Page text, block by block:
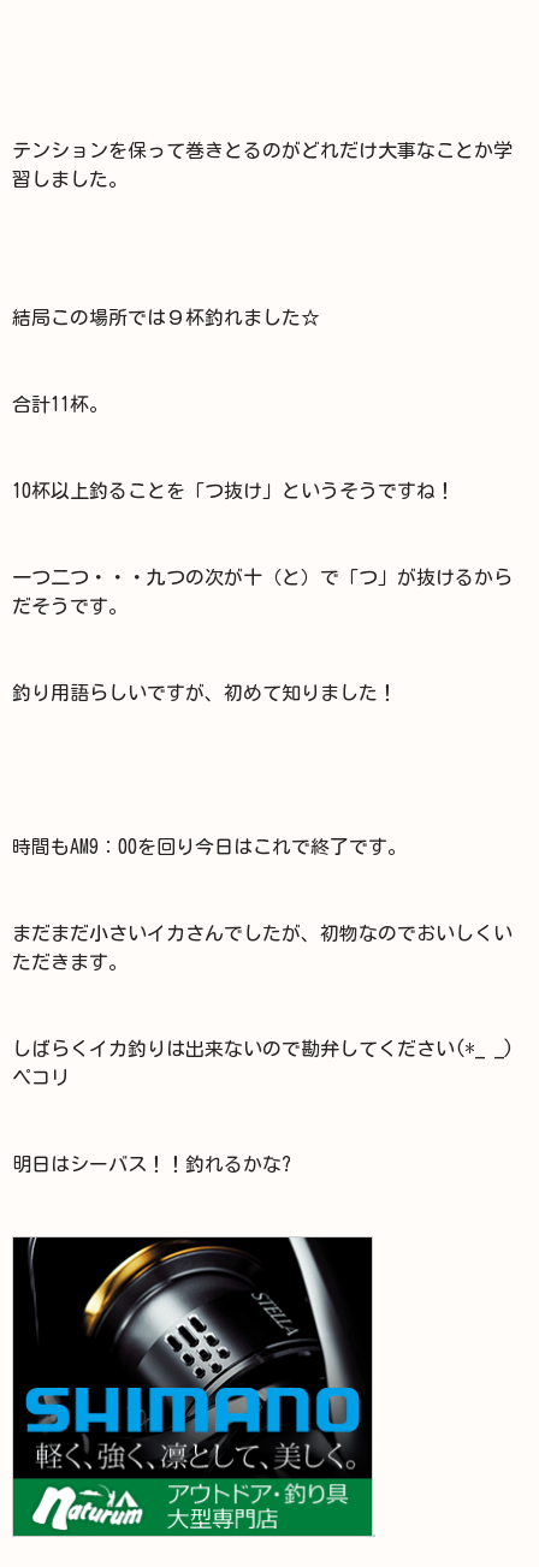
テンションを保って巻きとるのがどれだけ大事なことか学
習しました。
結局この場所では９杯釣れました☆
合計11杯。
10杯以上釣ることを「つ抜け」というそうですね！
一つ二つ・・・九つの次が十（と）で「つ」が抜けるから
だそうです。
釣り用語らしいですが、初めて知りました！
時間もAM9：00を回り今日はこれで終了です。
まだまだ小さいイカさんでしたが、初物なのでおいしくい
ただきます。
しばらくイカ釣りは出来ないので勘弁してください(*_ _)
ペコリ
明日はシーバス！！釣れるかな?